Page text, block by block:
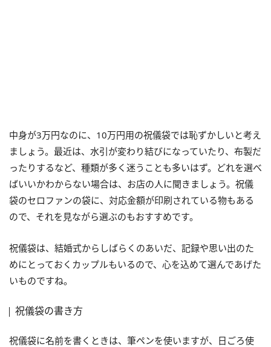
中身が3万円なのに、10万円用の祝儀袋では恥ずかしいと考え
ましょう。最近は、水引が変わり結びになっていたり、布製だ
ったりするなど、種類が多く迷うことも多いはず。どれを選べ
ばいいかわからない場合は、お店の人に聞きましょう。祝儀
袋のセロファンの袋に、対応金額が印刷されている物もある
ので、それを見ながら選ぶのもおすすめです。
祝儀袋は、結婚式からしばらくのあいだ、記録や思い出のた
めにとっておくカップルもいるので、心を込めて選んであげた
いものですね。
祝儀袋の書き方
祝儀袋に名前を書くときは、筆ペンを使いますが、日ごろ使